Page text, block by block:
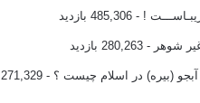
! - 485,306 بازدید
شوهر - 280,263 بازدید
(بیره) در اسلام چیست ؟
- 271,329